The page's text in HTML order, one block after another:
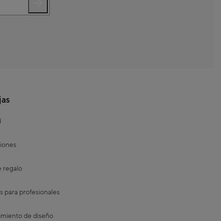
regalo
para profesionales
de diseño